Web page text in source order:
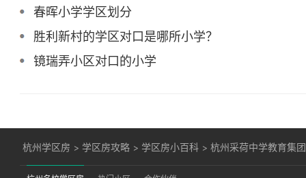
春晖小学学区划分
胜利新村的学区对口是哪所小学？
镜瑞弄小区对口的小学
杭州学区房 > 学区房攻略 > 学区房小百科 >杭州采荷中学教育集